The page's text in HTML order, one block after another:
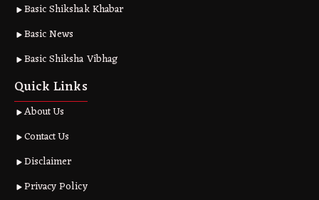
Basic Shikshak Khabar
Basic News
Basic Shiksha Vibhag
Quick Links
About Us
Contact Us
Disclaimer
Privacy Policy